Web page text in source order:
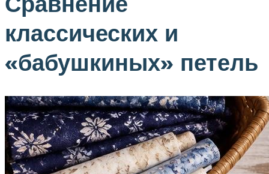
классических и
«бабушкиных» петель